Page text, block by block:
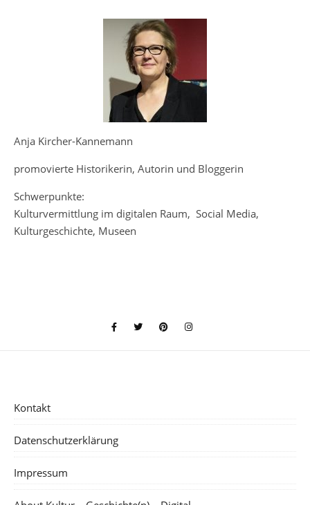
Anja Kircher-Kannemann
promovierte Historikerin, Autorin und Bloggerin
Schwerpunkte:
Kulturvermittlung im digitalen Raum, Social Media,
Kulturgeschichte, Museen
Kontakt
Datenschutzerklärung
Impressum